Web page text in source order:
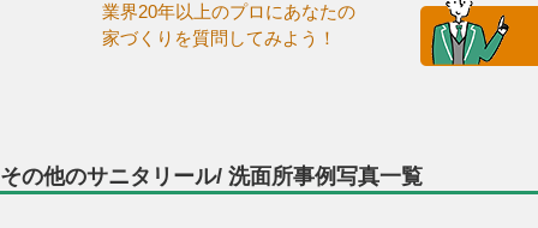
業界20年以上のプロにあなたの
家づくりを質問してみよう！
その他のサニタリール/ 洗面所事例写真一覧